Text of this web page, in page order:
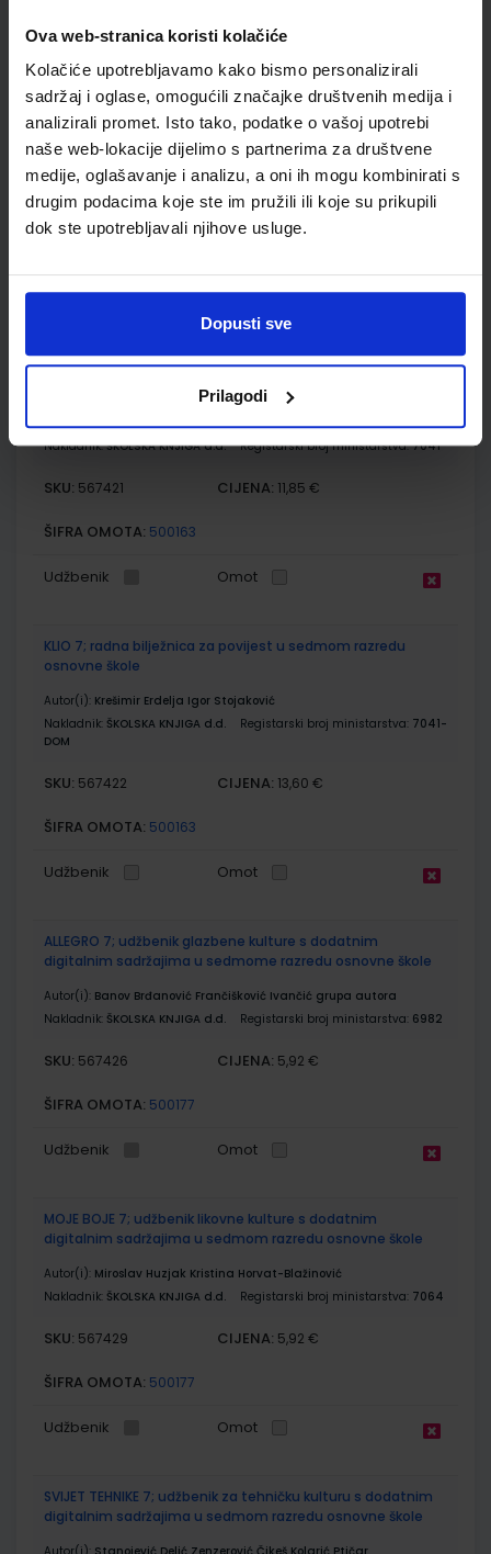
Ova web-stranica koristi kolačiće
Kolačiće upotrebljavamo kako bismo personalizirali
sadržaj i oglase, omogućili značajke društvenih medija i
analizirali promet. Isto tako, podatke o vašoj upotrebi
naše web-lokacije dijelimo s partnerima za društvene
medije, oglašavanje i analizu, a oni ih mogu kombinirati s
drugim podacima koje ste im pružili ili koje su prikupili
dok ste upotrebljavali njihove usluge.
Dopusti sve
Prilagodi
MOJA ZEMLJA 3; radna bilježnica iz geografije za sedmi
razred osnovne škole
Autor(i):Kožul Krpes Samardžić Vukelić
Nakladnik:ALFA d.d. Registarski broj ministarstva: 7272-DOM
SKU:569102 CIJENA:12,00 €
Udžbenik Omot
KLIO 7; udžbenik za povijest s dodatnim digitalnim
sadržajima u sedmom razredu osnovne škole
Autor(i):Krešimir Erdelja Igor Stojaković
Nakladnik:ŠKOLSKA KNJIGA d.d. Registarski broj ministarstva:7041
SKU: 567421 CIJENA: 11,85 €
ŠIFRA OMOTA: 500163
Udžbenik Omot
KLIO 7; radna bilježnica za povijest u sedmom razredu
osnovne škole
Autor(i): Krešimir Erdelja Igor Stojaković
Nakladnik: ŠKOLSKA KNJIGA d.d. Registarski broj ministarstva: 7041-
DOM
SKU: 567422 CIJENA: 13,60 €
ŠIFRA OMOTA: 500163
Udžbenik Omot
ALLEGRO 7; udžbenik glazbene kulture s dodatnim
digitalnim sadržajima u sedmome razredu osnovne škole
Autor(i): Banov Brđanović Frančišković Ivančić grupa autora
Nakladnik: ŠKOLSKA KNJIGA d.d. Registarski broj ministarstva: 6982
SKU: 567426 CIJENA: 5,92 €
ŠIFRA OMOTA: 500177
Udžbenik Omot
MOJE BOJE 7; udžbenik likovne kulture s dodatnim
digitalnim sadržajima u sedmom razredu osnovne škole
Autor(i): Miroslav Huzjak Kristina Horvat-Blažinović
Nakladnik: ŠKOLSKA KNJIGA d.d. Registarski broj ministarstva: 7064
SKU: 567429 CIJENA: 5,92 €
ŠIFRA OMOTA: 500177
Udžbenik Omot
SVIJET TEHNIKE 7; udžbenik za tehničku kulturu s dodatnim
digitalnim sadržajima u sedmom razredu osnovne škole